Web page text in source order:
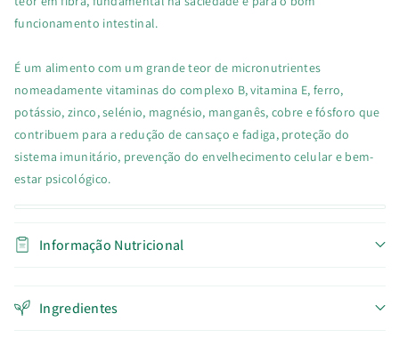
funcionamento intestinal.
É um alimento com um grande teor de micronutrientes
nomeadamente vitaminas do complexo B, vitamina E, ferro,
potássio, zinco, selénio, magnésio, manganês, cobre e fósforo que
contribuem para a redução de cansaço e fadiga, proteção do
sistema imunitário, prevenção do envelhecimento celular e bem-
estar psicológico.
Informação Nutricional
Ingredientes